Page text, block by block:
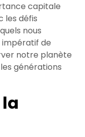
capitale
les défis
nous
impératif de
notre planète
générations